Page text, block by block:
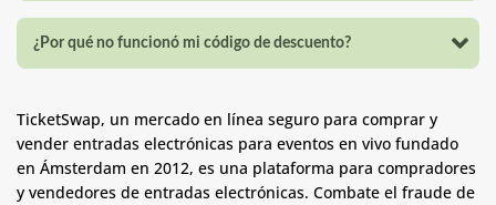
¿Por qué no funcionó mi código de descuento?
TicketSwap, un mercado en línea seguro para comprar y
vender entradas electrónicas para eventos en vivo fundado
en Ámsterdam en 2012, es una plataforma para compradores
y vendedores de entradas electrónicas. Combate el fraude de